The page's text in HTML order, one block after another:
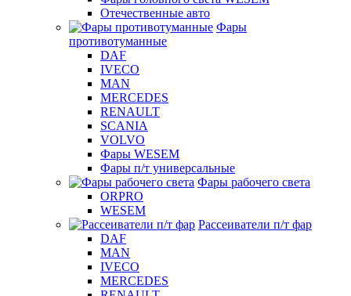
Отечественные авто
Фары
противотуманные
DAF
IVECO
MAN
MERCEDES
RENAULT
SCANIA
VOLVO
Фары WESEM
Фары п/т универсальные
Фары рабочего света
ORPRO
WESEM
Рассеиватели п/т фар
DAF
MAN
IVECO
MERCEDES